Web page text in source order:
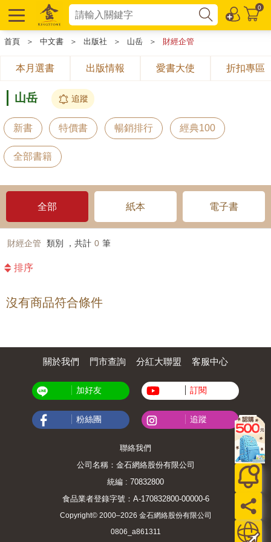
0
首頁 ＞ 中文書 ＞ 出版社 ＞ 山岳 ＞ 財經企管
本月選書 出版情報 愛書大使 折扣專區
山岳 追蹤
新書 特價書 暢銷排行 經典100
全部書籍
全部 紙本 電子書
財經企管 類別 ，共計 0 筆
排序
沒有商品符合條件
關於我們 門市查詢 分紅大聯盟 客服中心
加好友 訂閱
粉絲團 追蹤
聯絡我們
公司名稱：金石網絡股份有限公司
統編 : 70832800
食品業者登錄字號：A-170832800-00000-6
Copyright© 2000–2026 金石網絡股份有限公司
0806_a861311